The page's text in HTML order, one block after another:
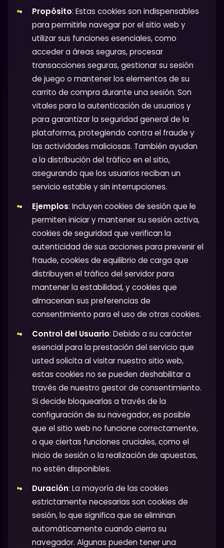
Propósito: Estas cookies son indispensables
para permitirle navegar por el sitio web y
utilizar sus funciones esenciales, como
acceder a áreas seguras, procesar
transacciones seguras, gestionar su sesión
de juego o mantener los elementos de su
carrito de compra durante una sesión. Son
vitales para la autenticación de usuarios y
para garantizar la seguridad general de la
plataforma, protegiendo contra el fraude y
las actividades maliciosas. También ayudan
a la distribución del tráfico en el sitio,
asegurando que los usuarios reciban un
servicio estable y sin interrupciones.
Ejemplos: Incluyen cookies de sesión que le
permiten iniciar y mantener su sesión activa,
cookies de seguridad que verifican la
autenticidad de sus acciones para prevenir el
fraude, cookies de equilibrio de carga que
distribuyen el tráfico del servidor para
mantener la estabilidad, y cookies que
almacenan sus preferencias de
consentimiento para el uso de otras cookies.
Control del Usuario: Debido a su carácter
esencial para la prestación del servicio que
usted solicita al visitar nuestro sitio web,
estas cookies no se pueden deshabilitar a
través de nuestro gestor de consentimiento.
Si decide bloquearlas a través de la
configuración de su navegador, es posible
que el sitio web no funcione correctamente,
o que ciertas funciones cruciales, como el
inicio de sesión o la realización de apuestas,
no estén disponibles.
Duración: La mayoría de las cookies
estrictamente necesarias son cookies de
sesión, lo que significa que se eliminan
automáticamente cuando cierra su
navegador. Algunas pueden tener una